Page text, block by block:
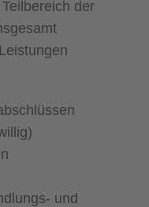
der
und